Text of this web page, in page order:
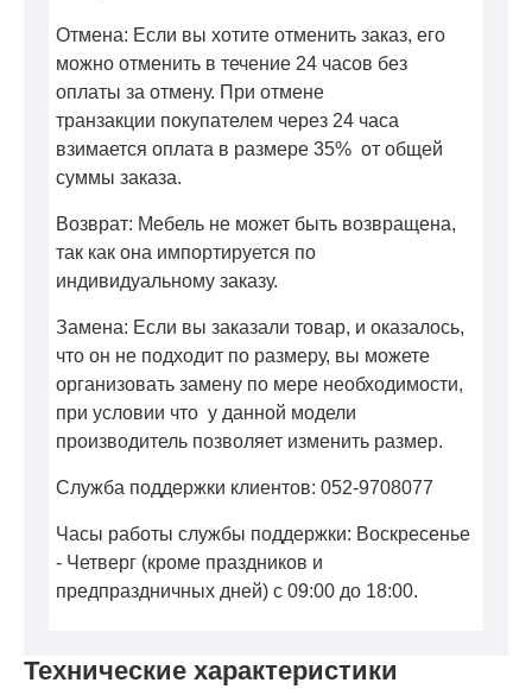
Технические характеристики
Отмена: Если вы хотите отменить заказ, его
можно отменить в течение 24 часов без
оплаты за отмену. При отмене
транзакции покупателем через 24 часа
взимается оплата в размере 35% от общей
суммы заказа.
Возврат: Мебель не может быть возвращена,
так как она импортируется по
индивидуальному заказу.
Замена: Если вы заказали товар, и оказалось,
что он не подходит по размеру, вы можете
организовать замену по мере необходимости,
при условии что у данной модели
производитель позволяет изменить размер.
Служба поддержки клиентов: 052-9708077
Часы работы службы поддержки: Воскресенье
- Четверг (кроме праздников и
предпраздничных дней) с 09:00 до 18:00.